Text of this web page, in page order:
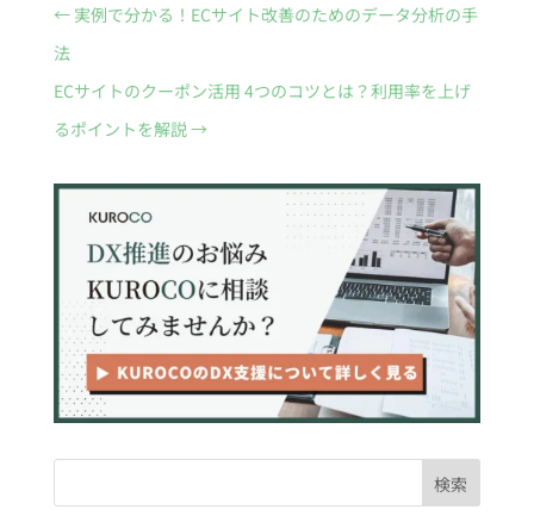
← 実例で分かる！ECサイト改善のためのデータ分析の手
法
ECサイトのクーポン活用 4つのコツとは？利用率を上げ
るポイントを解説→
検索